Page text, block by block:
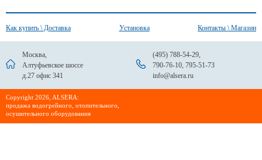
Как купить \ Доставка Установка Контакты \ Магазин
Москва,
Алтуфьевское шоссе
д.27 офис 341
(495) 788-54-29,
790-76-10, 795-51-73
info@alsera.ru
Сopyright 2026, ALSERA:
продажа водогрейного, отопительного,
осушительного оборудования